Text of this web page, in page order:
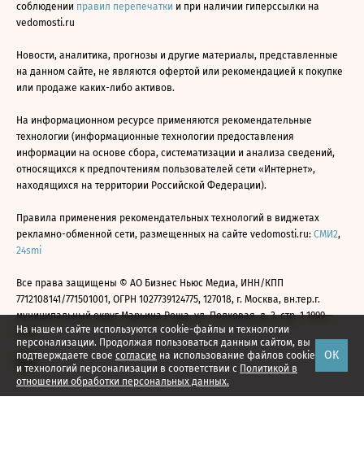
На нашем сайте используются cookie-файлы и технологии
персонализации. Продолжая пользоваться данным сайтом, вы
подтверждаете свое согласие на использование файлов cookie
и технологий персонализации в соответствии с Политикой в
отношении обработки персональных данных.
ОК
соблюдении правил перепечатки и при наличии гиперссылки на
vedomosti.ru
Новости, аналитика, прогнозы и другие материалы, представленные
на данном сайте, не являются офертой или рекомендацией к покупке
или продаже каких-либо активов.
На информационном ресурсе применяются рекомендательные
технологии (информационные технологии предоставления
информации на основе сбора, систематизации и анализа сведений,
относящихся к предпочтениям пользователей сети «Интернет»,
находящихся на территории Российской Федерации).
Правила применения рекомендательных технологий в виджетах
рекламно-обменной сети, размещенных на сайте vedomosti.ru: СМИ2,
24smi
Все права защищены © АО Бизнес Ньюс Медиа, ИНН/КПП
7712108141/771501001, ОГРН 1027739124775, 127018, г. Москва, вн.тер.г.
муниципальный округ Марьина Роща, ул. Полковая, д. 3, стр. 1 1999—
2026